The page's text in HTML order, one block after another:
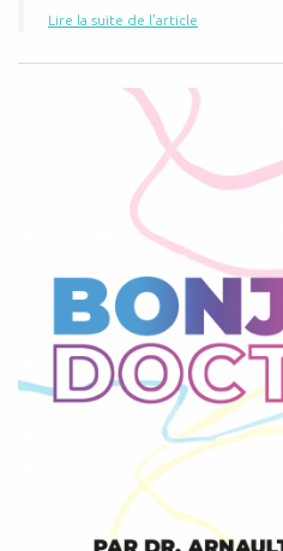
Lire la suite de l'article